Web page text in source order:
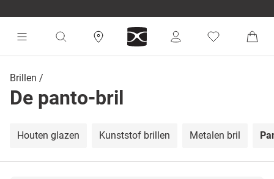
Brillen
De panto-bril
Houten glazen Kunststof brillen Metalen bril